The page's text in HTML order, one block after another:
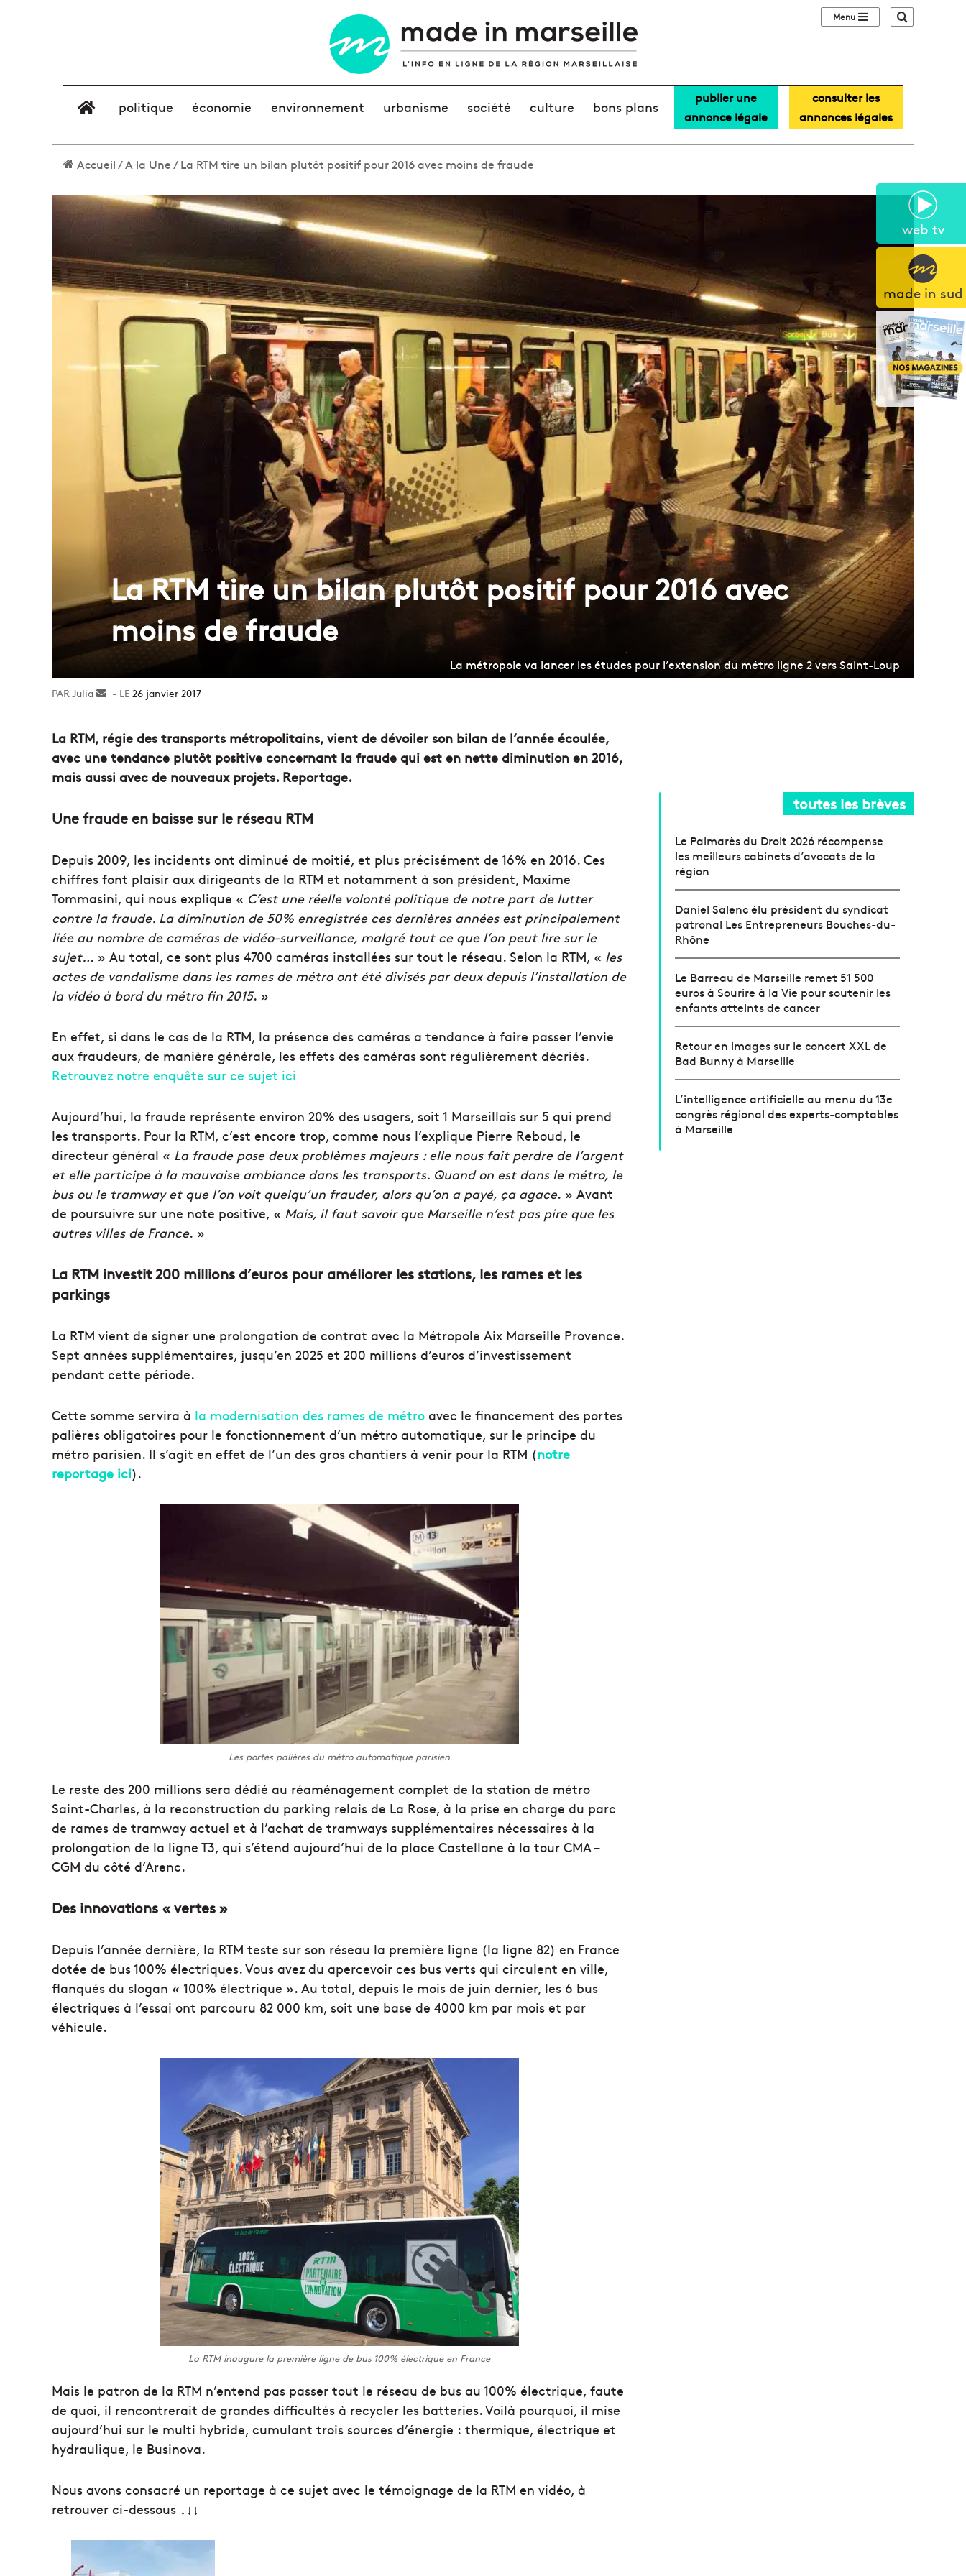
web tv
made in sud
Sidebar (barre
élément de menu
politique économie environnement urbanisme société culture bons plans
publier une
annonce légale
consulter les
annonces légales
Accueil/A la Une/La RTM tire un bilan plutôt positif pour 2016 avec moins de fraude
La RTM tire un bilan plutôt positif pour 2016 avec
moins de fraude
La métropole va lancer les études pour l’extension du métro ligne 2 vers Saint-Loup
Julia
Envoyer26 janvier 2017
La RTM, régie des transports métropolitains, vient de dévoiler son bilan de l’année écoulée,
avec une tendance plutôt positive concernant la fraude qui est en nette diminution en 2016,
mais aussi avec de nouveaux projets. Reportage.
Une fraude en baisse sur le réseau RTM
Depuis 2009, les incidents ont diminué de moitié, et plus précisément de 16% en 2016. Ces
chiffres font plaisir aux dirigeants de la RTM et notamment à son président, Maxime
Tommasini, qui nous explique « C’est une réelle volonté politique de notre part de lutter
contre la fraude. La diminution de 50% enregistrée ces dernières années est principalement
liée au nombre de caméras de vidéo-surveillance, malgré tout ce que l’on peut lire sur le
sujet… » Au total, ce sont plus 4700 caméras installées sur tout le réseau. Selon la RTM, « les
actes de vandalisme dans les rames de métro ont été divisés par deux depuis l’installation de
la vidéo à bord du métro fin 2015. »
En effet, si dans le cas de la RTM, la présence des caméras a tendance à faire passer l’envie
aux fraudeurs, de manière générale, les effets des caméras sont régulièrement décriés.
Retrouvez notre enquête sur ce sujet ici
Aujourd’hui, la fraude représente environ 20% des usagers, soit 1 Marseillais sur 5 qui prend
les transports. Pour la RTM, c’est encore trop, comme nous l’explique Pierre Reboud, le
directeur général « La fraude pose deux problèmes majeurs : elle nous fait perdre de l’argent
et elle participe à la mauvaise ambiance dans les transports. Quand on est dans le métro, le
bus ou le tramway et que l’on voit quelqu’un frauder, alors qu’on a payé, ça agace. » Avant
de poursuivre sur une note positive, « Mais, il faut savoir que Marseille n’est pas pire que les
autres villes de France. »
La RTM investit 200 millions d’euros pour améliorer les stations, les rames et les
parkings
La RTM vient de signer une prolongation de contrat avec la Métropole Aix Marseille Provence.
Sept années supplémentaires, jusqu’en 2025 et 200 millions d’euros d’investissement
pendant cette période.
Cette somme servira à la modernisation des rames de métro avec le financement des portes
palières obligatoires pour le fonctionnement d’un métro automatique, sur le principe du
métro parisien. Il s’agit en effet de l’un des gros chantiers à venir pour la RTM (notre
reportage ici).
Les portes palières du métro automatique parisien
Le reste des 200 millions sera dédié au réaménagement complet de la station de métro
Saint-Charles, à la reconstruction du parking relais de La Rose, à la prise en charge du parc
de rames de tramway actuel et à l’achat de tramways supplémentaires nécessaires à la
prolongation de la ligne T3, qui s’étend aujourd’hui de la place Castellane à la tour CMA –
CGM du côté d’Arenc.
Des innovations « vertes »
Depuis l’année dernière, la RTM teste sur son réseau la première ligne (la ligne 82) en France
dotée de bus 100% électriques. Vous avez du apercevoir ces bus verts qui circulent en ville,
flanqués du slogan « 100% électrique ». Au total, depuis le mois de juin dernier, les 6 bus
électriques à l’essai ont parcouru 82 000 km, soit une base de 4000 km par mois et par
véhicule.
La RTM inaugure la première ligne de bus 100% électrique en France
Mais le patron de la RTM n’entend pas passer tout le réseau de bus au 100% électrique, faute
de quoi, il rencontrerait de grandes difficultés à recycler les batteries. Voilà pourquoi, il mise
aujourd’hui sur le multi hybride, cumulant trois sources d’énergie : thermique, électrique et
hydraulique, le Businova.
Nous avons consacré un reportage à ce sujet avec le témoignage de la RTM en vidéo, à
retrouver ci-dessous ↓↓↓
toutes les brèves
Le Palmarès du Droit 2026 récompense
les meilleurs cabinets d’avocats de la
région
Daniel Salenc élu président du syndicat
patronal Les Entrepreneurs Bouches-du-
Rhône
Le Barreau de Marseille remet 51 500
euros à Sourire à la Vie pour soutenir les
enfants atteints de cancer
Retour en images sur le concert XXL de
Bad Bunny à Marseille
L’intelligence artificielle au menu du 13e
congrès régional des experts-comptables
à Marseille